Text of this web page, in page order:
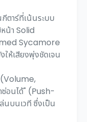
ตาร์ที่เน้นระบบ
น้า Solid
Sycamore
ให้เสียงพุ่งชัดเจน
อนได้" (Push-
บนเวที ซึ่งเป็น